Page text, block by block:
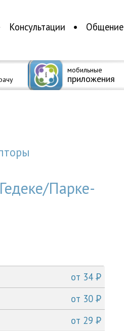
Консультации Общение
мобильные
приложения
Парке-
от 34P
от 30P
от 29P